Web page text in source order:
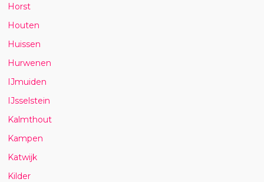
Horst
Houten
Huissen
Hurwenen
IJmuiden
IJsselstein
Kalmthout
Kampen
Katwijk
Kilder